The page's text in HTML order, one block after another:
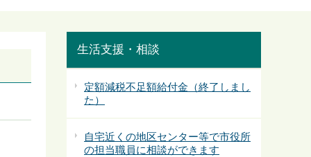
生活支援・相談
定額減税不足額給付金（終了しまし
た）
自宅近くの地区センター等で市役所
の担当職員に相談ができます